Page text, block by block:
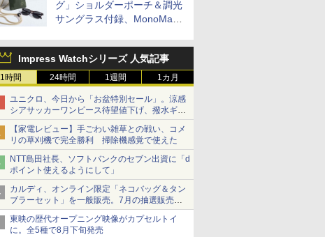
グ」ショルダーポーチ＆調光
サングラス付録、MonoMax
Impress Watchシリーズ 人気記事
1時間 24時間 1週間 1カ月
ユニクロ、今日から「お盆特別セール」。涼感
シアサッカーワンピース待望値下げ、撥水ギア
ショーツは1990円に
【家電レビュー】手ごわい雑草との戦い、コメ
リの草刈機で完全勝利 掃除機感覚で使えた
NTT島田社長、ソフトバンクのセブン出資に「d
ポイント使えるようにして」
カルディ、オンライン限定「ネコバッグ＆タン
ブラーセット」を一般販売。7月の抽選販売の
当選無効分
東映の歴代オープニング映像がカプセルトイ
に。全5種で8月下旬発売